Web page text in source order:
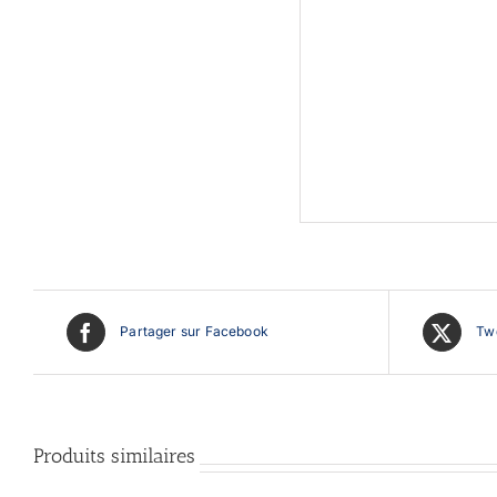
Partager sur Facebook
Produits similaires